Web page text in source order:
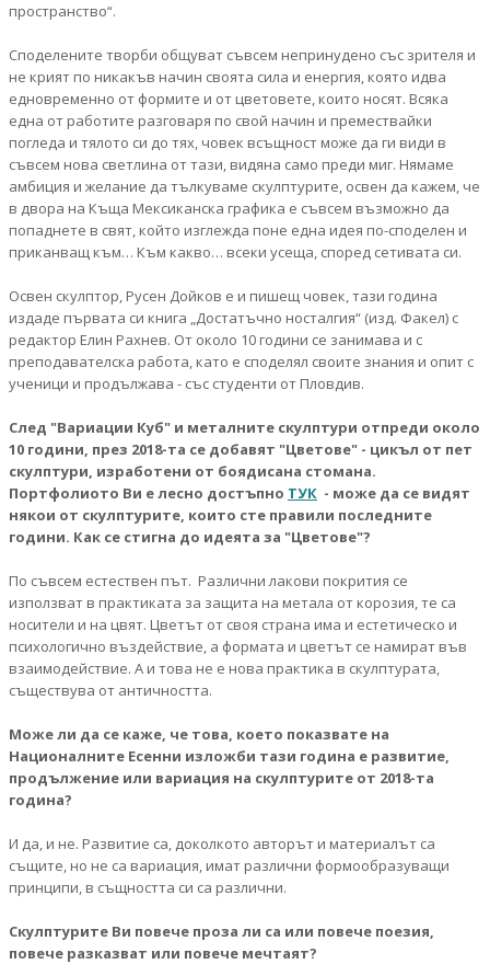
пространство“.
Споделените творби общуват съвсем непринудено със зрителя и
не крият по никакъв начин своята сила и енергия, която идва
едновременно от формите и от цветовете, които носят. Всяка
една от работите разговаря по свой начин и премествайки
погледа и тялото си до тях, човек всъщност може да ги види в
съвсем нова светлина от тази, видяна само преди миг. Нямаме
амбиция и желание да тълкуваме скулптурите, освен да кажем, че
в двора на Къща Мексиканска графика е съвсем възможно да
попаднете в свят, който изглежда поне една идея по-споделен и
приканващ към… Към какво… всеки усеща, според сетивата си.
Освен скулптор, Русен Дойков е и пишещ човек, тази година
издаде първата си книга „Достатъчно носталгия“ (изд. Факел) с
редактор Елин Рахнев. От около 10 години се занимава и с
преподавателска работа, като е споделял своите знания и опит с
ученици и продължава - със студенти от Пловдив.
След "Вариации Куб" и металните скулптури отпреди около
10 години, през 2018-та се добавят "Цветове" - цикъл от пет
скулптури, изработени от боядисана стомана.
Портфолиото Ви е лесно достъпно ТУК - може да се видят
някои от скулптурите, които сте правили последните
години. Как се стигна до идеята за "Цветове"?
По съвсем естествен път. Различни лакови покрития се
използват в практиката за защита на метала от корозия, те са
носители и на цвят. Цветът от своя страна има и естетическо и
психологично въздействие, а формата и цветът се намират във
взаимодействие. А и това не е нова практика в скулптурата,
съществува от античността.
Може ли да се каже, че това, което показвате на
Националните Есенни изложби тази година е развитие,
продължение или вариация на скулптурите от 2018-та
година?
И да, и не. Развитие са, доколкото авторът и материалът са
същите, но не са вариация, имат различни формообразуващи
принципи, в същността си са различни.
Скулптурите Ви повече проза ли са или повече поезия,
повече разказват или повече мечтаят?